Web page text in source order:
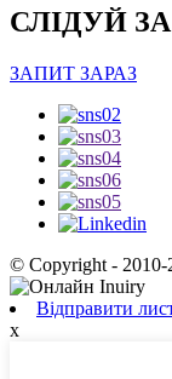
СЛІДУЙ
ЗАПИТ ЗАРАЗ
© Copyright - 2010-
Відправити
x